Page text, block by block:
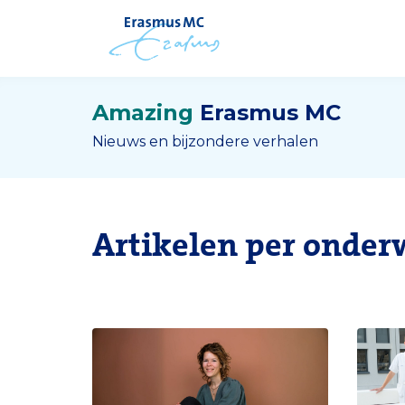
Amazing Erasmus MC
Nieuws en bijzondere verhalen
Artikelen per